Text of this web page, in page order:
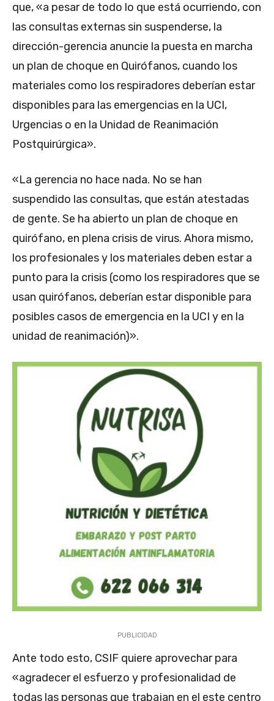
que, «a pesar de todo lo que está ocurriendo, con
las consultas externas sin suspenderse, la
dirección-gerencia anuncie la puesta en marcha
un plan de choque en Quirófanos, cuando los
materiales como los respiradores deberían estar
disponibles para las emergencias en la UCI,
Urgencias o en la Unidad de Reanimación
Postquirúrgica».
«La gerencia no hace nada. No se han
suspendido las consultas, que están atestadas
de gente. Se ha abierto un plan de choque en
quirófano, en plena crisis de virus. Ahora mismo,
los profesionales y los materiales deben estar a
punto para la crisis (como los respiradores que se
usan quirófanos, deberían estar disponible para
posibles casos de emergencia en la UCI y en la
unidad de reanimación)».
PUBLICIDAD
Ante todo esto, CSIF quiere aprovechar para
«agradecer el esfuerzo y profesionalidad de
todas las personas que trabajan en el este centro